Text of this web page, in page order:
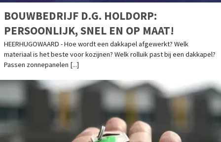
BOUWBEDRIJF D.G. HOLDORP:
PERSOONLIJK, SNEL EN OP MAAT!
HEERHUGOWAARD - Hoe wordt een dakkapel afgewerkt? Welk
materiaal is het beste voor kozijnen? Welk rolluik past bij een dakkapel?
Passen zonnepanelen [...]